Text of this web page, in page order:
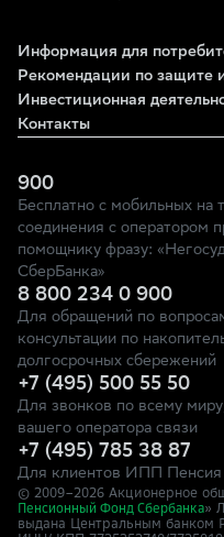
Информация для
Рекомендации по защите
Инвестиционная
Контакты
900
Бесплатно с мобильных
соединения с оператором
помощнику фразу:
СберБанка»
8 800 234 0 900
Для обращений по
консультации по
долгосрочных сбережений
+7 (495) 500 55 50
Для звонков по всему
вашего оператора связи
+7 (495) 785 38 87
Для клиентов ИПП Пенсия
© 2009–2026 Акционерное
Пенсионный Фонд Сбербанка»
выдана Центральным банком